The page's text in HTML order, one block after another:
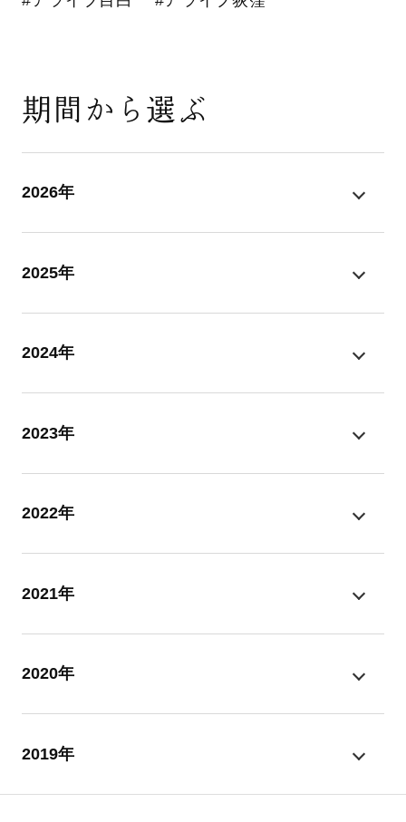
期間から選ぶ
2026年
2025年
2024年
2023年
2022年
2021年
2020年
2019年